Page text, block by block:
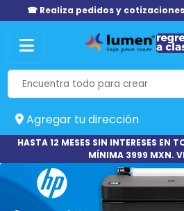
☎ Realiza pedidos y
Agregar tu dirección
HASTA 12 MESES SIN INTERESES EN
MÍNIMA 3999 MXN.